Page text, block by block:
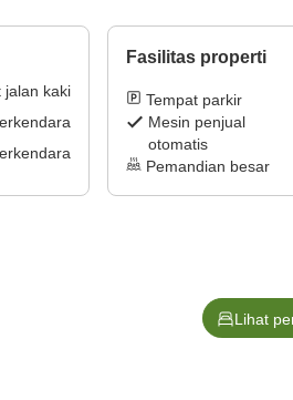
jalan kaki
Fasilitas properti
Tempat parkir
Mesin penjual
otomatis
Pemandian besar
Lihat